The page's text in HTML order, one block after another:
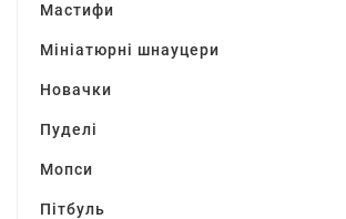
Мастифи
Мініатюрні шнауцери
Новачки
Пуделі
Мопси
Пітбуль